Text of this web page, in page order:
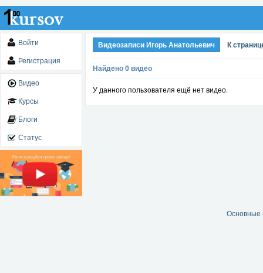
Войти
Регистрация
Видео
Курсы
Блоги
Статус
Видеозаписи Игорь Анатольевич К
Найдено 0 видео
У данного пользователя ещё нет видео.
Основные